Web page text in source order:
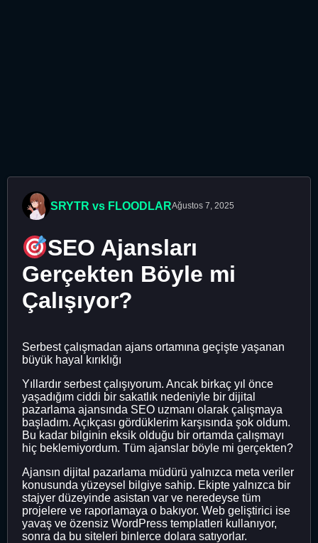
SRYTR vs FLOODLARAğustos 7, 2025
SEO Ajansları
Gerçekten Böyle mi
Çalışıyor?
Serbest çalışmadan ajans ortamına geçişte yaşanan
büyük hayal kırıklığı
Yıllardır serbest çalışıyorum. Ancak birkaç yıl önce
yaşadığım ciddi bir sakatlık nedeniyle bir dijital
pazarlama ajansında SEO uzmanı olarak çalışmaya
başladım. Açıkçası gördüklerim karşısında şok oldum.
Bu kadar bilginin eksik olduğu bir ortamda çalışmayı
hiç beklemiyordum. Tüm ajanslar böyle mi gerçekten?
Ajansın dijital pazarlama müdürü yalnızca meta veriler
konusunda yüzeysel bilgiye sahip. Ekipte yalnızca bir
stajyer düzeyinde asistan var ve neredeyse tüm
projelere ve raporlamaya o bakıyor. Web geliştirici ise
yavaş ve özensiz WordPress templatleri kullanıyor,
sonra da bu siteleri binlerce dolara satıyorlar.